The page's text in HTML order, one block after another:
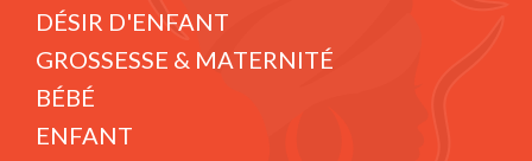
DÉSIR D'ENFANT
GROSSESSE & MATERNITÉ
BÉBÉ
ENFANT